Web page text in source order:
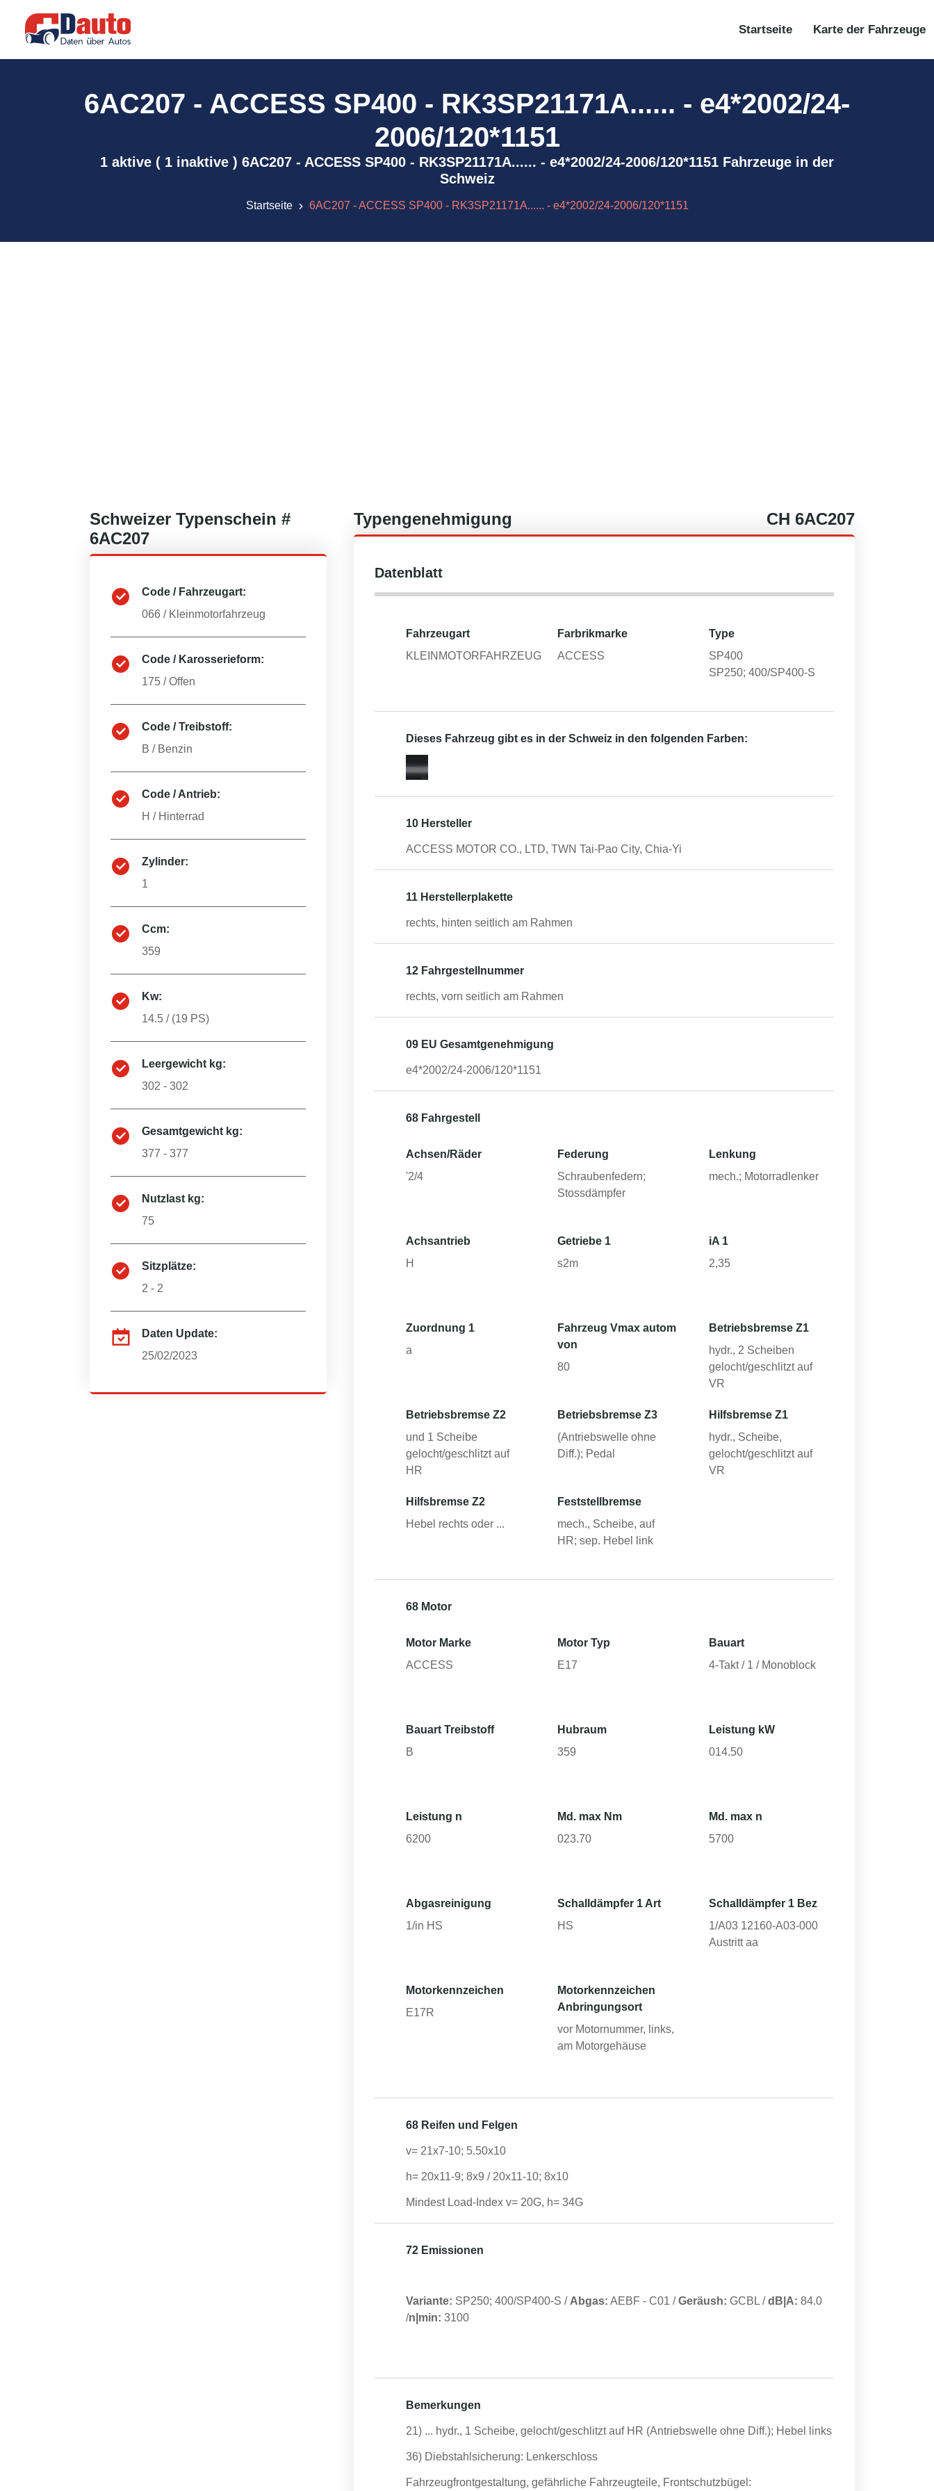
Startseite Karte der Fahrzeuge
6AC207 - ACCESS SP400 - RK3SP21171A...... - e4*2002/24-
2006/120*1151
1 aktive ( 1 inaktive ) 6AC207 - ACCESS SP400 - RK3SP21171A...... - e4*2002/24-2006/120*1151 Fahrzeuge in der
Schweiz
Startseite 6AC207 - ACCESS SP400 - RK3SP21171A...... - e4*2002/24-2006/120*1151
Schweizer Typenschein #
6AC207
Code / Fahrzeugart:
066 / Kleinmotorfahrzeug
Code / Karosserieform:
175 /Offen
Code / Treibstoff:
B / Benzin
Code / Antrieb:
H / Hinterrad
Zylinder:
1
Ccm:
359
Kw:
14.5 / (19 PS)
Leergewicht kg:
302 - 302
Gesamtgewicht kg:
377 - 377
Nutzlast kg:
75
Sitzplätze:
2 - 2
Daten Update:
25/02/2023
Typengenehmigung CH 6AC207
Datenblatt
Fahrzeugart
KLEINMOTORFAHRZEUG
Farbrikmarke
ACCESS
Type
SP400
SP250; 400/SP400-S
Dieses Fahrzeug gibt es in der Schweiz in den folgenden Farben:
10 Hersteller
ACCESS MOTOR CO., LTD, TWN Tai-Pao City, Chia-Yi
11 Herstellerplakette
rechts, hinten seitlich am Rahmen
12 Fahrgestellnummer
rechts, vorn seitlich am Rahmen
09 EU Gesamtgenehmigung
e4*2002/24-2006/120*1151
68 Fahrgestell
Achsen/Räder
'2/4
Federung
Schraubenfedern;
Stossdämpfer
Lenkung
mech.; Motorradlenker
Achsantrieb
H
Getriebe 1
s2m
iA 1
2,35
Zuordnung 1
a
Fahrzeug Vmax autom
von
80
Betriebsbremse Z1
hydr., 2 Scheiben
gelocht/geschlitzt auf
VR
Betriebsbremse Z2
und 1 Scheibe
gelocht/geschlitzt auf
HR
Betriebsbremse Z3
(Antriebswelle ohne
Diff.); Pedal
Hilfsbremse Z1
hydr., Scheibe,
gelocht/geschlitzt auf
VR
Hilfsbremse Z2
Hebel rechts oder ...
Feststellbremse
mech., Scheibe, auf
HR; sep. Hebel link
68 Motor
Motor Marke
ACCESS
Motor Typ
E17
Bauart
4-Takt / 1 / Monoblock
Bauart Treibstoff
B
Hubraum
359
Leistung kW
014.50
Leistung n
6200
Md. max Nm
023.70
Md. max n
5700
Abgasreinigung
1/in HS
Schalldämpfer 1 Art
HS
Schalldämpfer 1 Bez
1/A03 12160-A03-000
Austritt aa
Motorkennzeichen
E17R
Motorkennzeichen
Anbringungsort
vor Motornummer, links,
am Motorgehäuse
68 Reifen und Felgen
v= 21x7-10; 5.50x10
h= 20x11-9; 8x9 / 20x11-10; 8x10
Mindest Load-Index v= 20G, h= 34G
72 Emissionen
Variante: SP250; 400/SP400-S / Abgas: AEBF - C01 /Geräush: GCBL /dB|A: 84.0
/n|min: 3100
Bemerkungen
21) ... hydr., 1 Scheibe, gelocht/geschlitzt auf HR (Antriebswelle ohne Diff.); Hebel links
36) Diebstahlsicherung: Lenkerschloss
Fahrzeugfrontgestaltung, gefährliche Fahrzeugteile, Frontschutzbügel: